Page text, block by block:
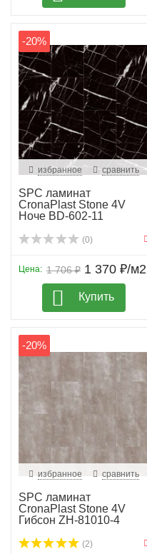
-20%
избранное сравнить
SPC ламинат
CronaPlast Stone 4V
Ноче BD-602-11
(0)
1 706 ₽
Цена: 1 370 ₽/м2
Купить
-20%
избранное сравнить
SPC ламинат
CronaPlast Stone 4V
Гибсон ZH-81010-4
(2)